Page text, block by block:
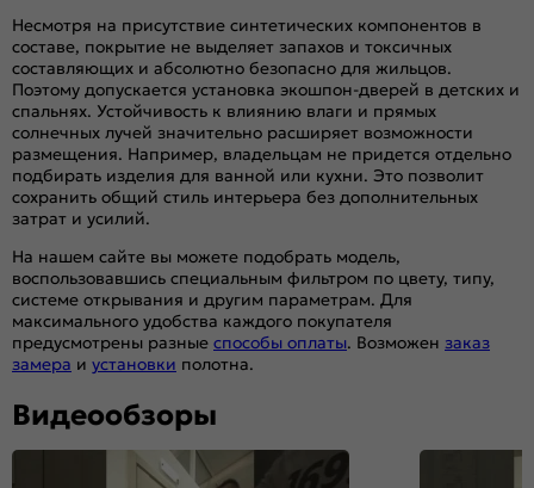
Несмотря на присутствие синтетических компонентов в
составе, покрытие не выделяет запахов и токсичных
составляющих и абсолютно безопасно для жильцов.
Поэтому допускается установка экошпон-дверей в детских и
спальнях. Устойчивость к влиянию влаги и прямых
солнечных лучей значительно расширяет возможности
размещения. Например, владельцам не придется отдельно
подбирать изделия для ванной или кухни. Это позволит
сохранить общий стиль интерьера без дополнительных
затрат и усилий.
На нашем сайте вы можете подобрать модель,
воспользовавшись специальным фильтром по цвету, типу,
системе открывания и другим параметрам. Для
максимального удобства каждого покупателя
предусмотрены разные способы оплаты. Возможен заказ
замера и установки полотна.
Видеообзоры